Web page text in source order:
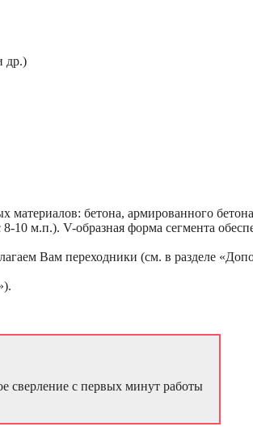
др.)
материалов: бетона, армированного
м.п.). V-образная форма сегмента
Вам переходники (см. в разделе
сверление с первых минут работы